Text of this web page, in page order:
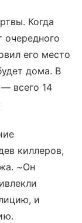
Когда
очередного
его место
дома. В
всего 14
киллеров,
~Он
и